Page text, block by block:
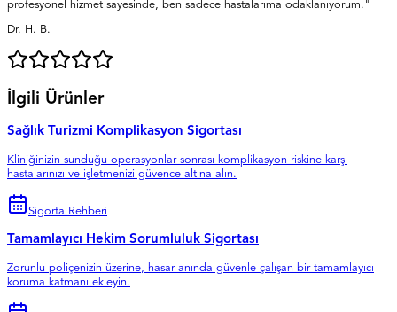
profesyonel hizmet sayesinde, ben sadece hastalarıma odaklanıyorum."
Dr. H. B.
İlgili Ürünler
Sağlık Turizmi Komplikasyon Sigortası
Kliniğinizin sunduğu operasyonlar sonrası komplikasyon riskine karşı
hastalarınızı ve işletmenizi güvence altına alın.
Sigorta Rehberi
Tamamlayıcı Hekim Sorumluluk Sigortası
Zorunlu poliçenizin üzerine, hasar anında güvenle çalışan bir tamamlayıcı
koruma katmanı ekleyin.